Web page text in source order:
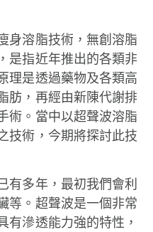
身溶脂技術，無創溶脂
是指近年推出的各類非
理是透過藥物及各類高
肪，再經由新陳代謝排
術。當中以超聲波溶脂
技術，今期將探討此技
有多年，最初我們會利
等。超聲波是一個非常
有滲透能力強的特性，